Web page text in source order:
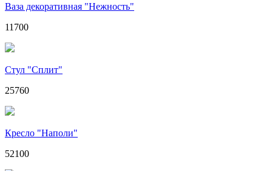
Ваза декоративная "Нежность"
11700
Стул "Сплит"
25760
Кресло "Наполи"
52100